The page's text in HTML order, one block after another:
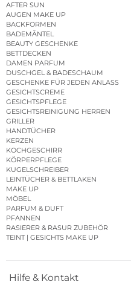
AFTER SUN
AUGEN MAKE UP
BACKFORMEN
BADEMÄNTEL
BEAUTY GESCHENKE
BETTDECKEN
DAMEN PARFUM
DUSCHGEL & BADESCHAUM
GESCHENKE FÜR JEDEN ANLASS
GESICHTSCREME
GESICHTSPFLEGE
GESICHTSREINIGUNG HERREN
GRILLER
HANDTÜCHER
KERZEN
KOCHGESCHIRR
KÖRPERPFLEGE
KUGELSCHREIBER
LEINTÜCHER & BETTLAKEN
MAKE UP
MÖBEL
PARFUM & DUFT
PFANNEN
RASIERER & RASUR ZUBEHÖR
TEINT | GESICHTS MAKE UP
Hilfe & Kontakt